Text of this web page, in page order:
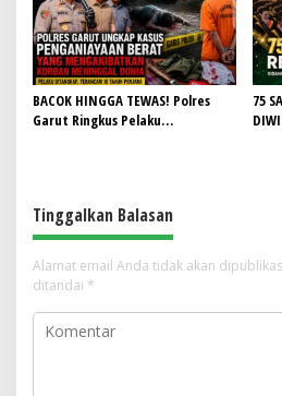
BACOK HINGGA TEWAS! Polres
Garut Ringkus Pelaku
75
Tinggalkan Balasan
Alamat email Anda tidak akan
ditandai *